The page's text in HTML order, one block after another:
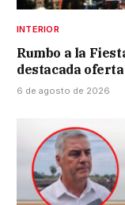
INTERIOR
Rumbo a la
destacada
6 de agosto de 2026